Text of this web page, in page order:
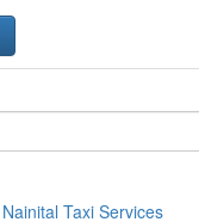
Taxi Services